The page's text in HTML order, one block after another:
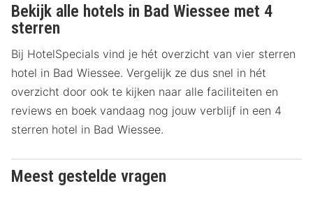
Bekijk alle hotels in Bad Wiessee met 4
sterren
Bij HotelSpecials vind je hét overzicht van vier sterren
hotel in Bad Wiessee. Vergelijk ze dus snel in hét
overzicht door ook te kijken naar alle faciliteiten en
reviews en boek vandaag nog jouw verblijf in een 4
sterren hotel in Bad Wiessee.
Meest gestelde vragen